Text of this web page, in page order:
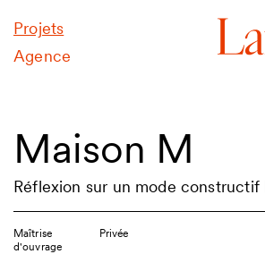
Projets
Agence
Maison M
Réflexion sur un mode constructif
Maîtrise
d'ouvrage
Privée